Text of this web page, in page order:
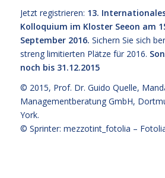
Jetzt registrieren: 13.
Kolloquium im Kloster Seeon am
September 2016. Sichern Sie sich
streng limitierten Plätze für 2016.
noch bis 31.12.2015
© 2015, Prof. Dr. Guido Quelle,
Managementberatung GmbH,
York.
© Sprinter: mezzotint_fotolia –